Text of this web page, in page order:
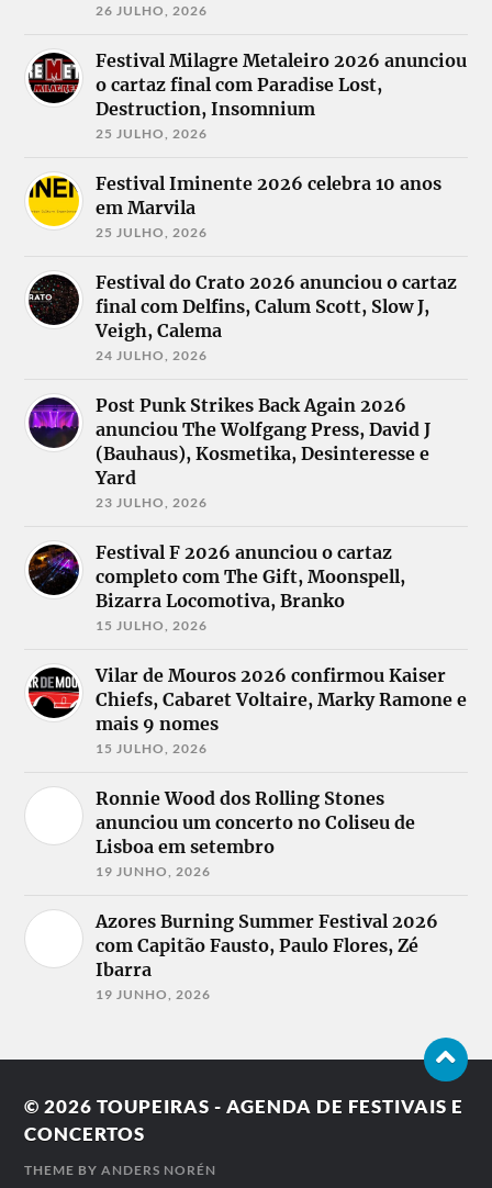
26 JULHO, 2026
Festival Milagre Metaleiro 2026 anunciou
o cartaz final com Paradise Lost,
Destruction, Insomnium
25 JULHO, 2026
Festival Iminente 2026 celebra 10 anos
em Marvila
25 JULHO, 2026
Festival do Crato 2026 anunciou o cartaz
final com Delfins, Calum Scott, Slow J,
Veigh, Calema
24 JULHO, 2026
Post Punk Strikes Back Again 2026
anunciou The Wolfgang Press, David J
(Bauhaus), Kosmetika, Desinteresse e
Yard
23 JULHO, 2026
Festival F 2026 anunciou o cartaz
completo com The Gift, Moonspell,
Bizarra Locomotiva, Branko
15 JULHO, 2026
Vilar de Mouros 2026 confirmou Kaiser
Chiefs, Cabaret Voltaire, Marky Ramone e
mais 9 nomes
15 JULHO, 2026
Ronnie Wood dos Rolling Stones
anunciou um concerto no Coliseu de
Lisboa em setembro
19 JUNHO, 2026
Azores Burning Summer Festival 2026
com Capitão Fausto, Paulo Flores, Zé
Ibarra
19 JUNHO, 2026
© 2026TOUPEIRAS - AGENDA DE FESTIVAIS E
CONCERTOS
THEME BYANDERS NORÉN